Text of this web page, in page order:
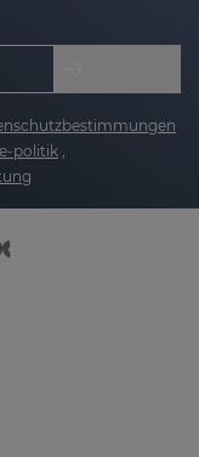
politik ,